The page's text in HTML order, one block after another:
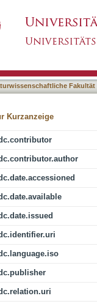
Fakultät
Kurzanzeige